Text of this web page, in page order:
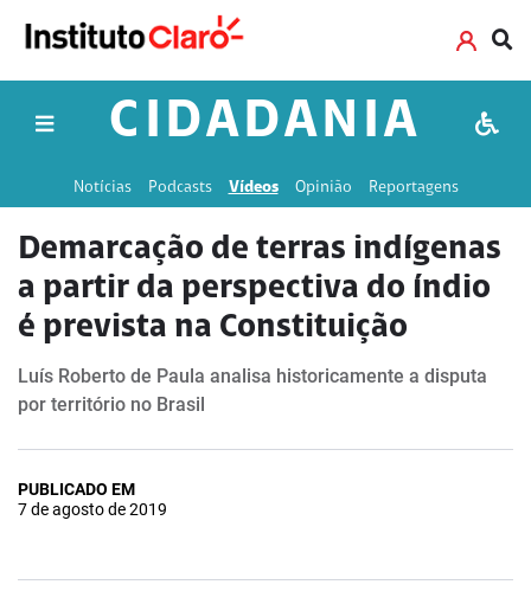
CIDADANIA
Notícias Podcasts Vídeos Opinião Reportagens
Demarcação de terras indígenas
a partir da perspectiva do índio
é prevista na Constituição
Luís Roberto de Paula analisa historicamente a disputa
por território no Brasil
PUBLICADO EM
7 de agosto de 2019